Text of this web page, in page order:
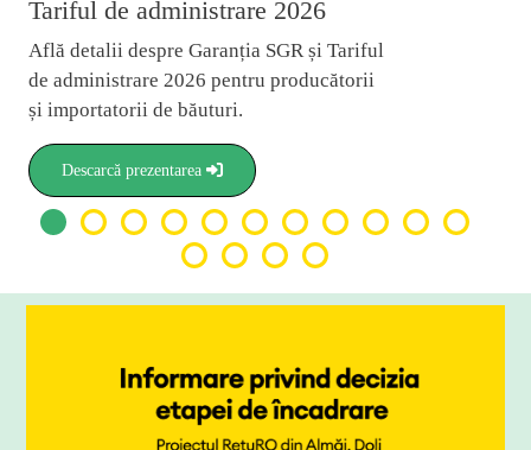
2026
Garanția SGR și Tariful
2026 pentru producătorii
băuturi.
Află informațiile
de Gestionare 2026